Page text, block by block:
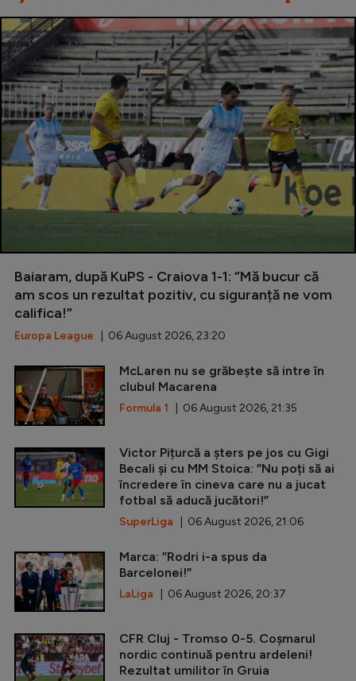
Baiaram, după KuPS - Craiova 1-1: ”Mă bucur că
am scos un rezultat pozitiv, cu siguranță ne vom
califica!”
Europa League | 06 August 2026, 23:20
McLaren nu se grăbește să intre în
clubul Macarena
Formula 1 | 06 August 2026, 21:35
Victor Pițurcă a șters pe jos cu Gigi
Becali și cu MM Stoica: ”Nu poți să ai
încredere în cineva care nu a jucat
fotbal să aducă jucători!”
SuperLiga | 06 August 2026, 21:06
Marca: ”Rodri i-a spus da
Barcelonei!”
LaLiga | 06 August 2026, 20:37
CFR Cluj - Tromso 0-5. Coșmarul
nordic continuă pentru ardeleni!
Rezultat umilitor în Gruia